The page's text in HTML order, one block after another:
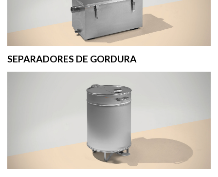
SEPARADORES DE GORDURA